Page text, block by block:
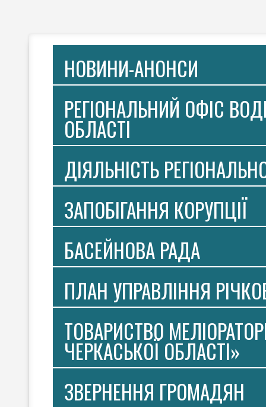
НОВИНИ-АНОНСИ
РЕГІОНАЛЬНИЙ ОФІС
ОБЛАСТІ
ДІЯЛЬНІСТЬ
ЗАПОБІГАННЯ КОРУПЦІЇ
БАСЕЙНОВА РАДА
ПЛАН УПРАВЛІННЯ
ТОВАРИСТВО
ЧЕРКАСЬКОЇ ОБЛАСТІ»
ЗВЕРНЕННЯ ГРОМАДЯН